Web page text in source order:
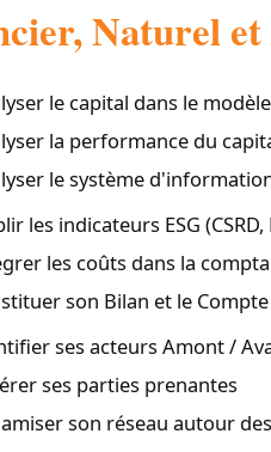
Naturel
le capital dans le
la performance du
le système
les indicateurs ESG (CSRD,
les coûts dans la
son Bilan et le
ses acteurs Amont /
ses parties prenantes
son réseau autour